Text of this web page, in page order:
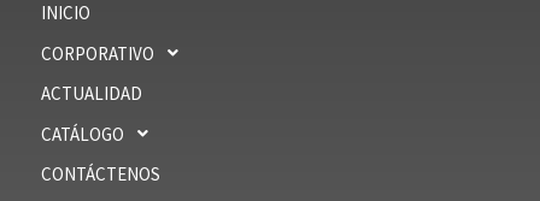
INICIO
CORPORATIVO
ACTUALIDAD
CATÁLOGO
CONTÁCTENOS